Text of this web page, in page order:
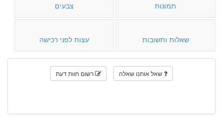
תמונות צבעים
שאלות ותשובות עצות לפני רכישה
שאל אותנו שאלה רשום חוות דעת